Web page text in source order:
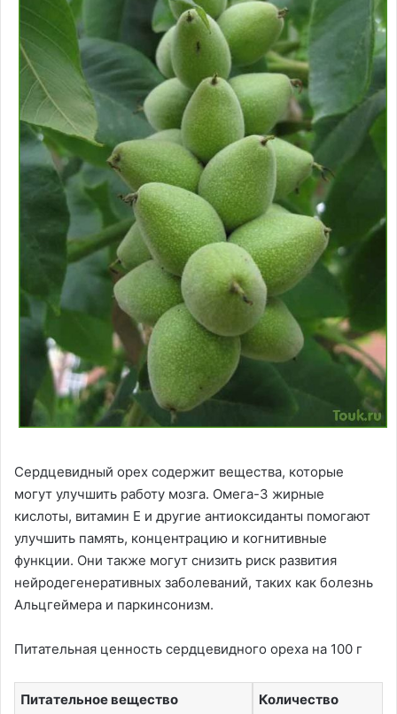
Сердцевидный орех содержит вещества, которые
могут улучшить работу мозга. Омега-3 жирные
кислоты, витамин Е и другие антиоксиданты помогают
улучшить память, концентрацию и когнитивные
функции. Они также могут снизить риск развития
нейродегенеративных заболеваний, таких как болезнь
Альцгеймера и паркинсонизм.
Питательная ценность сердцевидного ореха на 100 г
Питательное вещество Количество